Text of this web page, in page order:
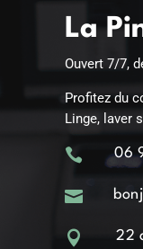
La
Ouvert 7/7,
Profitez du
Linge, laver
 06

 22